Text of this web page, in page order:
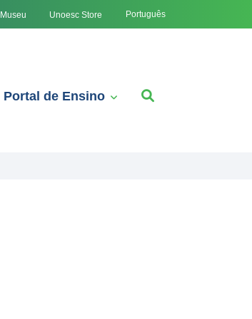
Museu Unoesc Store Português
Portal de Ensino